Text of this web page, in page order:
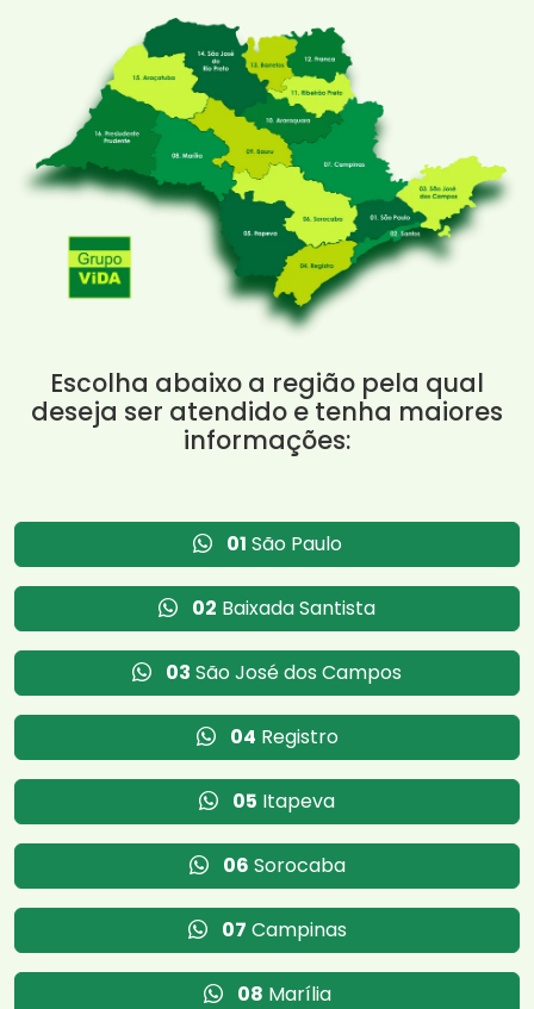
Escolha abaixo a região pela qual
deseja ser atendido e tenha maiores
informações:
01 São Paulo
02 Baixada Santista
03 São José dos Campos
04 Registro
05 Itapeva
06 Sorocaba
07 Campinas
08 Marília